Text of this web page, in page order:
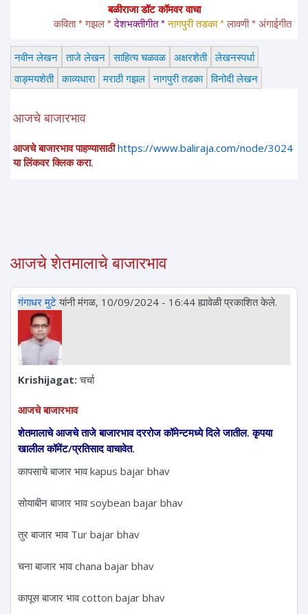
बळीराजा डॉट कॉमवर वाचा
कविता * गझल * देशभक्तीगीत * नागपुरी तडका * लावणी * अंगाईगीत *
नवीन लेखन ताजे लेखन साहित्य चळवळ अक्षरशेती लेखनस्पर्धा
वाङ्मयशेती काव्यधारा मराठी गझल नागपुरी तडका विनोदी लेखन
आजचे बाजारभाव
आजचे बाजारभाव पाहण्यासाठी https://www.baliraja.com/node/3024
या लिंकवर क्लिक करा.
आजचे शेतमालाचे बाजारभाव
गंगाधर मुटेयांनी मंगळ, 10/09/2024 - 16:44 ह्यावेळी प्रकाशित केले.
Krishijagat:चर्चा
आजचे बाजारभाव
शेतमालाचे आजचे ताजे बाजारभाव दररोज कॉमेन्टमध्ये दिले जातील. कृपया
खालील कॉमेंट/प्रतिसाद वाचावेत.
कापसाचे बाजार भाव kapus bajar bhav
सोयाबीन बाजार भाव soybean bajar bhav
तुर बाजार भाव Tur bajar bhav
चना बाजार भाव chana bajar bhav
कापूस बाजार भाव cotton bajar bhav